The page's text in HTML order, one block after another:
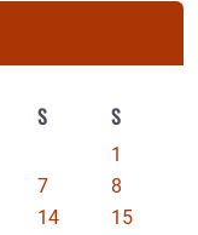
S S
1
7
8
14
15